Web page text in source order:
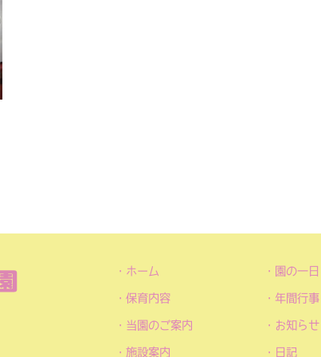
ホーム
保育内容
当園のご案内
施設案内
園の一日
年間行事
お知らせ
日記